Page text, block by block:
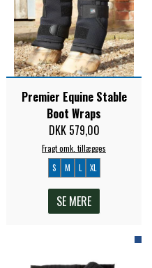
Premier Equine Stable
Boot Wraps
DKK 579,00
Fragt omk. tillægges
S
M L XL
SE MERE